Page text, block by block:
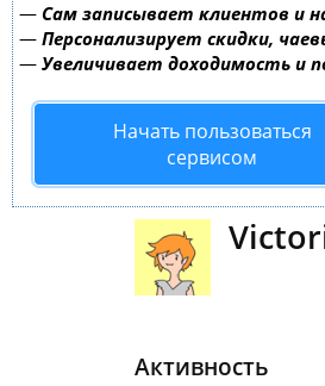
— Сам записывает клиентов и
— Персонализирует скидки,
— Увеличивает доходимость и
Начать пользоваться
сервисом
Активность